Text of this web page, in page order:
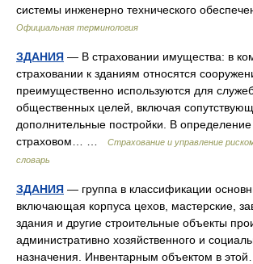
системы инженерно технического
Официальная терминология
ЗДАНИЯ — В страховании имущества: в
страховании к зданиям относятся
преимущественно используются для
общественных целей, включая
дополнительные постройки. В
страховом… …
Страхование и управление
словарь
ЗДАНИЯ — группа в классификации
включающая корпуса цехов, мастерские,
здания и другие строительные объекты
административно хозяйственного и
назначения. Инвентарным объектом в